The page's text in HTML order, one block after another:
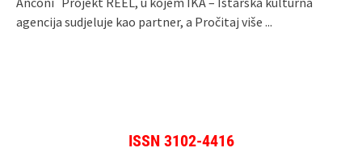
agencija sudjeluje kao partner, a Pročitaj više ...
ISSN 3102-4416